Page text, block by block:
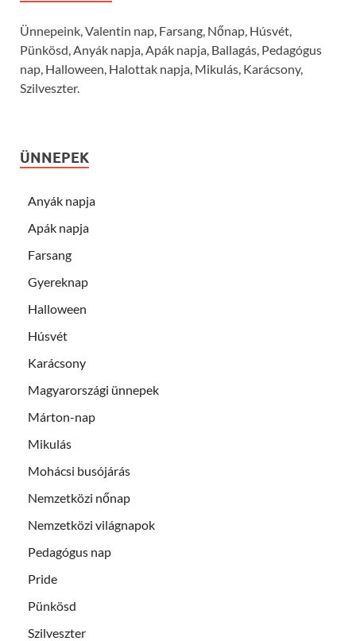
Ünnepeink, Valentin nap, Farsang, Nőnap, Húsvét,
Pünkösd, Anyák napja, Apák napja, Ballagás, Pedagógus
nap, Halloween, Halottak napja, Mikulás, Karácsony,
Szilveszter.
ÜNNEPEK
Anyák napja
Apák napja
Farsang
Gyereknap
Halloween
Húsvét
Karácsony
Magyarországi ünnepek
Márton-nap
Mikulás
Mohácsi busójárás
Nemzetközi nőnap
Nemzetközi világnapok
Pedagógus nap
Pride
Pünkösd
Szilveszter